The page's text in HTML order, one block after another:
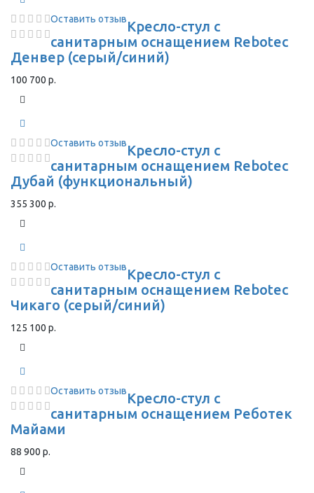
Оставить отзывКресло-стул с
санитарным оснащением Rebotec
Денвер (серый/синий)
100 700 р.
Оставить отзывКресло-стул с
санитарным оснащением Rebotec
Дубай (функциональный)
355 300 р.
Оставить отзывКресло-стул с
санитарным оснащением Rebotec
Чикаго (серый/синий)
125 100 р.
Оставить отзывКресло-стул с
санитарным оснащением Реботек
Майами
88 900 р.